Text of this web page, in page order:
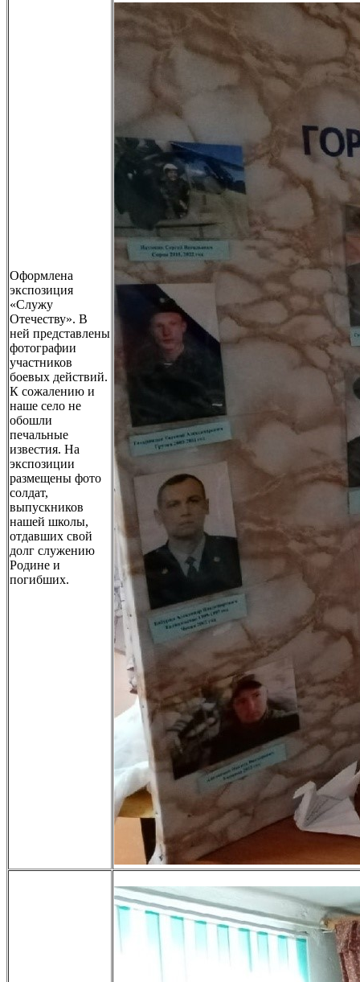
Оформлена
экспозиция
«Служу
Отечеству». В
ней представлены
фотографии
участников
боевых действий.
К сожалению и
наше село не
обошли
печальные
известия. На
экспозиции
размещены фото
солдат,
выпускников
нашей школы,
отдавших свой
долг служению
Родине и
погибших.